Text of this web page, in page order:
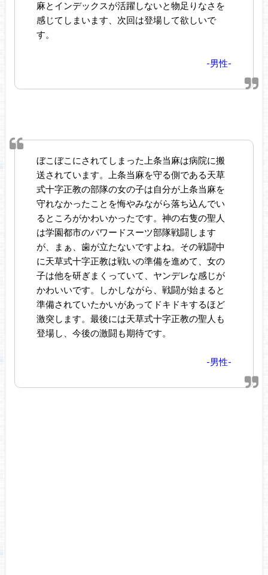
麻とインデックスが活躍しないと物足りなさを
感じてしまいます、次回は登場して欲しいで
す。
-男性-
ぼこぼこにされてしまった上条当麻は病院に搬
送されています。上条当麻を守る側である天草
式十字正教の部隊の女の子は自分が上条当麻を
守れなかったことを悔やみながら落ち込んでい
るところがかわいかったです。神の右隻の聖人
は学園都市のパワードスーツ部隊戦闘します
が、まぁ、歯が立たないですよね。その戦闘中
に天草式十字正教は戦いの準備を進めて、女の
子は他を研ぎまくっていて、ヤンデレな感じが
かわいいです。しかしながら、戦闘が始まると
準備されていたかいがあってドキドキするほど
激突します。最後には天草式十字正教の聖人も
登場し、今後の激闘も期待です。
-男性-